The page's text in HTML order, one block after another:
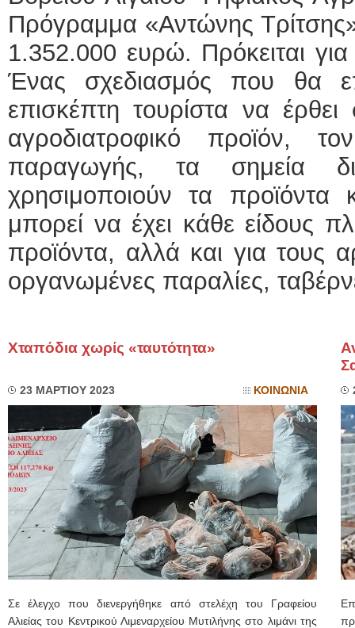
Πρόγραμμα «Αντώνης
1.352.000 ευρώ. Πρόκειται
Ένας σχεδιασμός που θα
επισκέπτη τουρίστα να
αγροδιατροφικό προϊόν,
παραγωγής, τα σημεία
χρησιμοποιούν τα
μπορεί να έχει κάθε είδους
προϊόντα, αλλά και για τους
οργανωμένες παραλίες,
Χταπόδια χωρίς «ταυτότητα»
23 ΜΑΡΤΙΟΥ 2023 ΚΟΙΝΩΝΙΑ
Σε έλεγχο που διενεργήθηκε από στελέχη του Γραφείου
Αλιείας του Κεντρικού Λιμεναρχείου Μυτιλήνης στο λιμάνι της